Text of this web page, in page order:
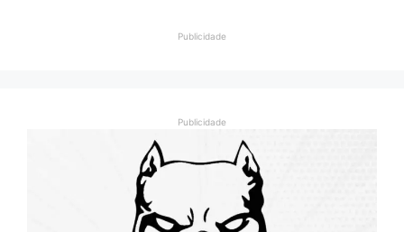
Publicidade
Publicidade